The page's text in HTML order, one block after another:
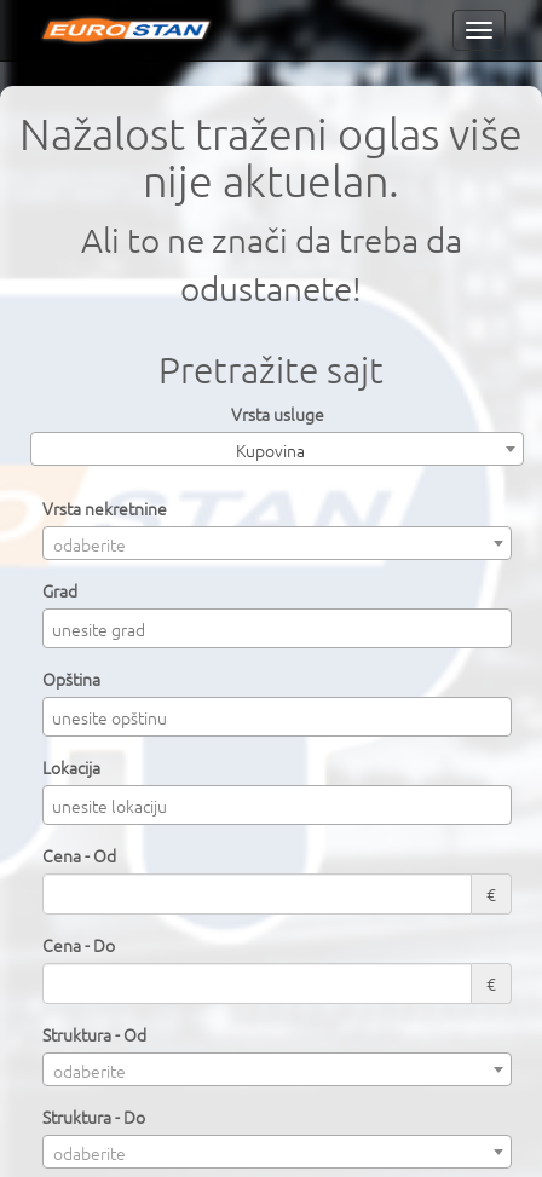
Toggle
Nažalost traženi oglas više
nije aktuelan.
Ali to ne znači da treba da
odustanete!
Pretražite sajt
Vrsta usluge
Kupovina
Vrsta nekretnine
odaberite
Grad
Opština
Lokacija
Cena - Od
€
Cena - Do
€
Struktura - Od
odaberite
Struktura - Do
odaberite